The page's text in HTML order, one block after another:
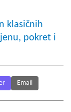
klasičnih
pokret i
Email